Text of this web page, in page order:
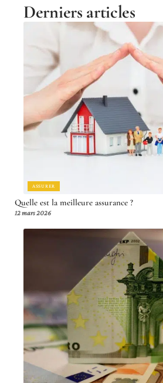
Derniers articles
ASSURER
Quelle est la meilleure assurance ?
12 mars 2026